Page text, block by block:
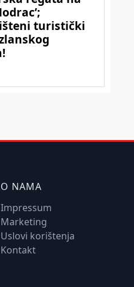
O NAMA
Impressum
Marketing
Uslovi korištenja
Kontakt